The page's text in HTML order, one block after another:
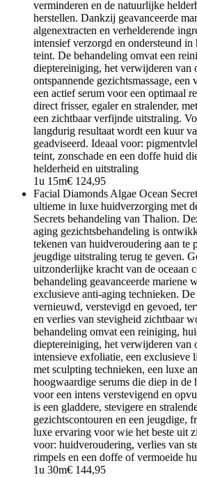
verminderen en de natuurlijke
herstellen. Dankzij geavanceerde
algenextracten en verhelderende
intensief verzorgd en ondersteund in
teint. De behandeling omvat een
dieptereiniging, het verwijderen van
ontspannende gezichtsmassage, een
een actief serum voor een optimaal
direct frisser, egaler en stralender,
een zichtbaar verfijnde uitstraling.
langdurig resultaat wordt een kuur
geadviseerd. Ideaal voor:
teint, zonschade en een doffe huid
helderheid en uitstraling
1u 15m€ 124,95
Facial Diamonds Algae Ocean
ultieme in luxe huidverzorging met
Secrets behandeling van Thalion.
aging gezichtsbehandeling is
tekenen van huidveroudering aan te
jeugdige uitstraling terug te geven.
uitzonderlijke kracht van de oceaan
behandeling geavanceerde mariene
exclusieve anti-aging technieken.
vernieuwd, verstevigd en gevoed,
en verlies van stevigheid zichtbaar
behandeling omvat een reiniging,
dieptereiniging, het verwijderen van
intensieve exfoliatie, een exclusieve
met sculpting technieken, een luxe
hoogwaardige serums die diep in de
voor een intens verstevigend en
is een gladdere, stevigere en
gezichtscontouren en een jeugdige,
luxe ervaring voor wie het beste uit
voor: huidveroudering, verlies van
rimpels en een doffe of vermoeide
1u 30m€ 144,95